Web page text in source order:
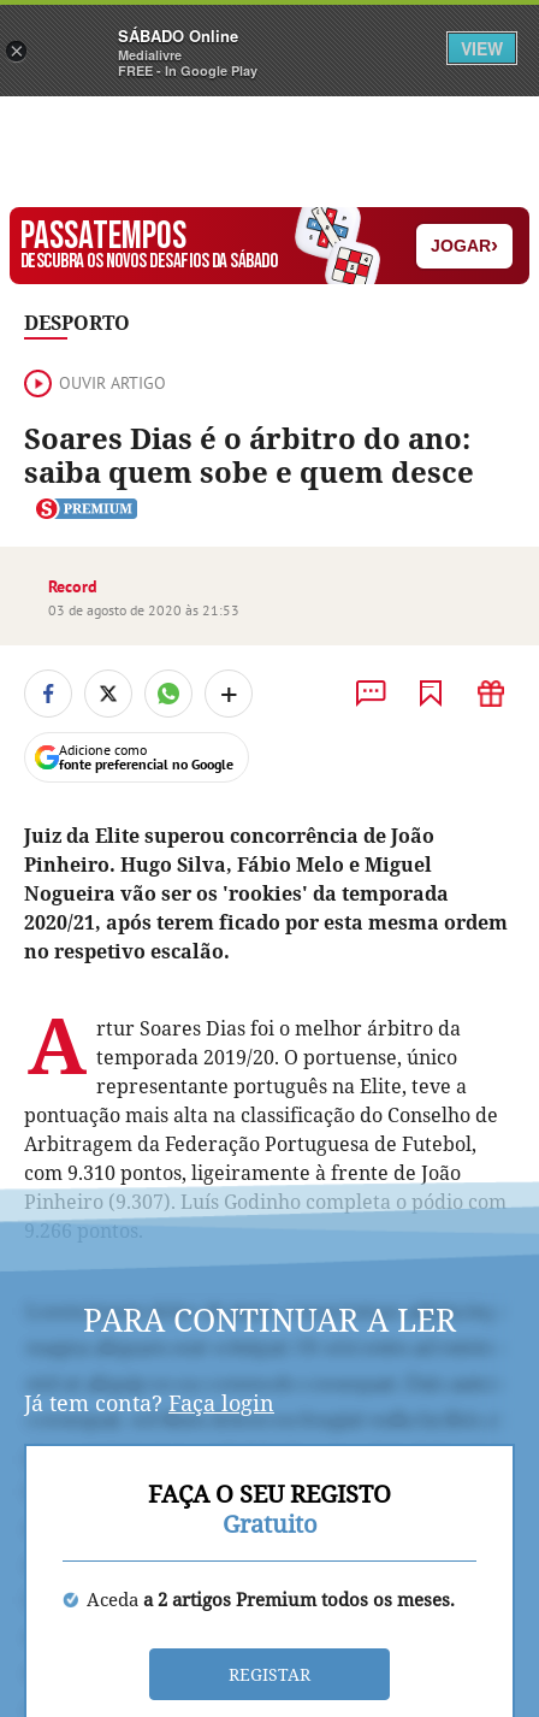
Sábado Assine Iniciar Sessão
PASSATEMPOS
DESCUBRA OS NOVOS DESAFIOS DA SÁBADO
JOGAR›
DESPORTO
OUVIR ARTIGO
Soares Dias é o árbitro do ano:
saiba quem sobe e quem desce
Record
03 de agosto de 2020 às 21:53
+
Adicione como
fonte preferencial no Google
Juiz da Elite superou concorrência de João
Pinheiro. Hugo Silva, Fábio Melo e Miguel
Nogueira vão ser os 'rookies' da temporada
2020/21, após terem ficado por esta mesma ordem
no respetivo escalão.
A rtur Soares Dias foi o melhor árbitro da
temporada 2019/20. O portuense, único
representante português na Elite, teve a
pontuação mais alta na classificação do Conselho de
Arbitragem da Federação Portuguesa de Futebol,
com 9.310 pontos, ligeiramente à frente de João
Pinheiro (9.307). Luís Godinho completa o pódio com
9.266 pontos.
PARA CONTINUAR A LER
Já tem conta? Faça login
FAÇA O SEU REGISTO
Gratuito
Aceda a 2 artigos Premium todos os meses.
REGISTAR
×
SÁBADO Online
Medialivre
FREE - In Google Play
VIEW